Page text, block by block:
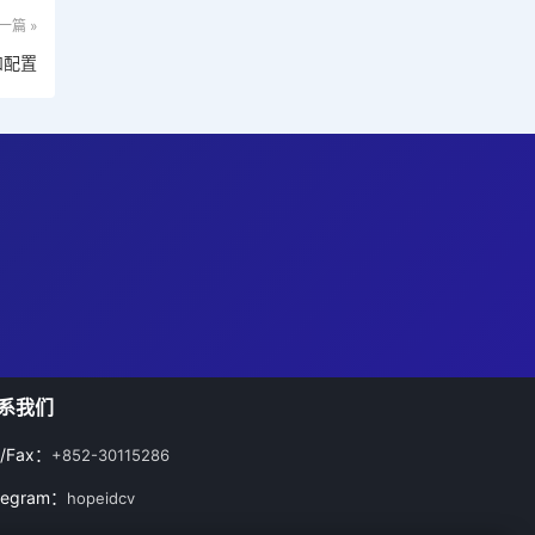
篇 »
置
我们
： +852-30115286
： hopeidcv